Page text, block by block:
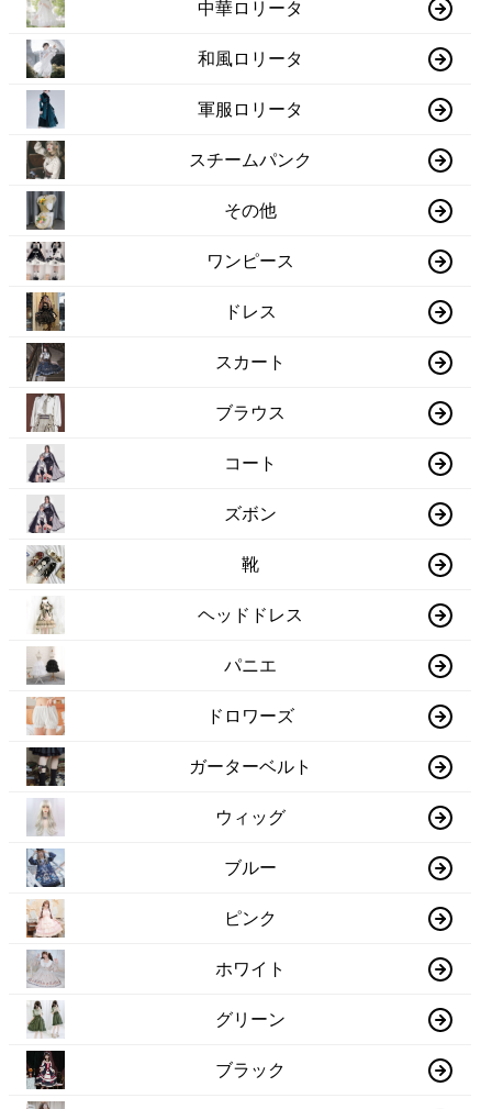
中華ロリータ
和風ロリータ
軍服ロリータ
スチームパンク
その他
ワンピース
ドレス
スカート
ブラウス
コート
ズボン
靴
ヘッドドレス
パニエ
ドロワーズ
ガーターベルト
ウィッグ
ブルー
ピンク
ホワイト
グリーン
ブラック